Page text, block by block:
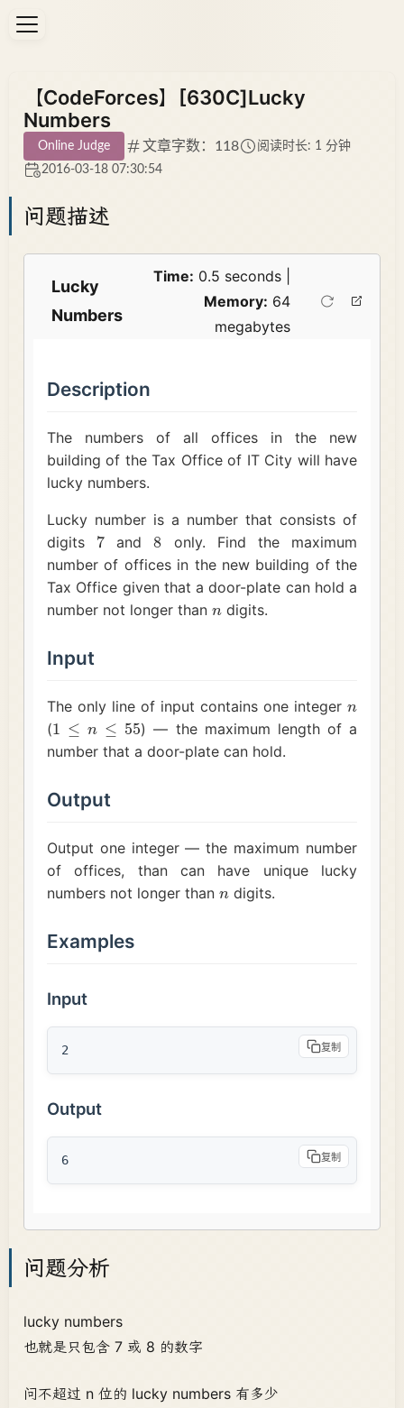
【CodeForces】[630C]Lucky
Numbers
Online Judge 文章字数：118
阅读时长: 1 分钟
2016-03-18 07:30:54
问题描述
Lucky
Numbers
Time: 0.5 seconds |
Memory: 64
megabytes
问题分析
lucky numbers
也就是只包含 7 或 8 的数字
问不超过 n 位的 lucky numbers 有多少